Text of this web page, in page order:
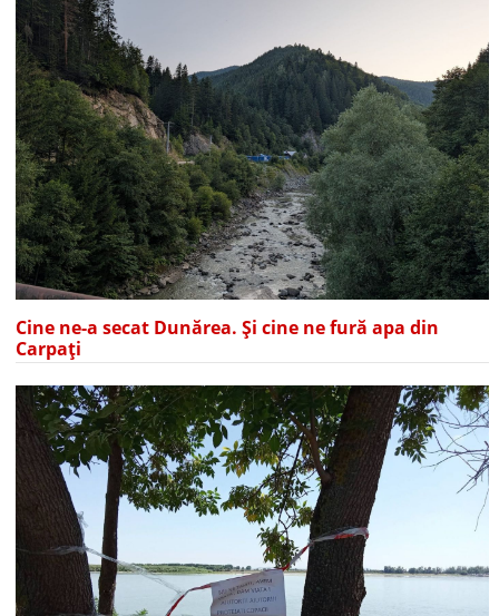
Cine ne-a secat Dunărea. Și cine ne fură apa din
Carpați